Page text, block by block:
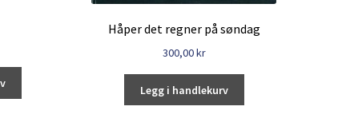
Håper det regner på søndag
300,00kr
Legg i handlekurv